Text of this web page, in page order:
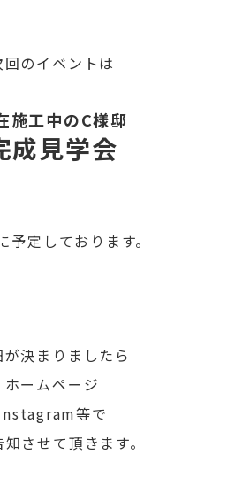
回のイベントは
施工中のC様邸
成見学会
予定しております。
が決まりましたら
ホームページ
等で
知させて頂きます。